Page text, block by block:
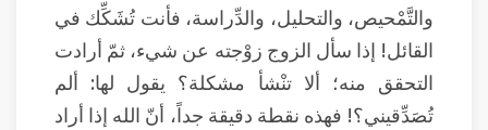
والتَّمْحيص، والتحليل، والدِّراسة، فأنت تُشَكِّك في
القائل! إذا سأل الزوج زوْجته عن شيء، ثمّ أرادت
التحقق منه؛ ألا تنْشأ مشكلة؟ يقول لها: ألم
تُصَدِّقيني؟! فهذه نقطة دقيقة جداً، أنّ الله إذا أراد